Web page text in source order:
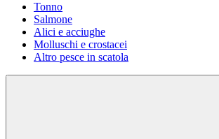
Tonno
Salmone
Alici e acciughe
Molluschi e crostacei
Altro pesce in scatola